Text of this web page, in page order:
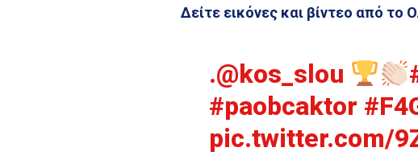
Δείτε εικόνες και βίντεο από το
.@kos_slou
#paobcaktor
pic.twitter.com/